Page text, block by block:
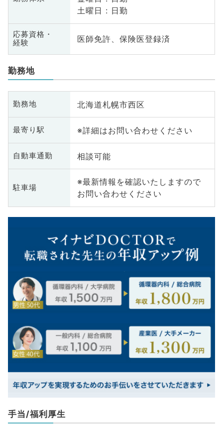
土曜日 : 日勤
応募資格・
経験
医師免許、保険医登録済
勤務地
勤務地 北海道札幌市西区
最寄り駅 ※詳細はお問い合わせください
自動車通勤 相談可能
駐車場
※最新情報を確認いたしますので
お問い合わせください
手当/福利厚生